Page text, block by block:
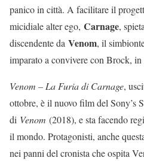
panico in città. A facilitare il
micidiale alter ego, Carnage,
discendente da Venom, il
imparato a convivere con Brock,
Venom – La Furia di Carnage,
ottobre, è il nuovo film del Sony’s
di Venom (2018), e sta facendo
il mondo. Protagonisti, anche
nei panni del cronista che ospita